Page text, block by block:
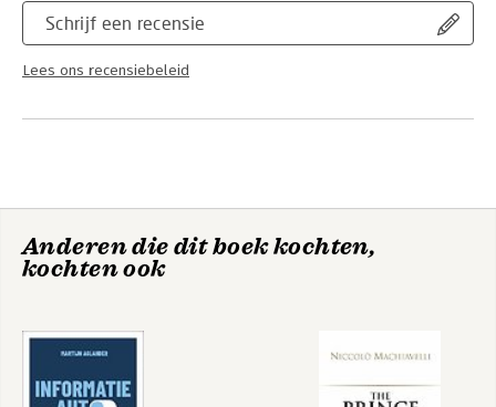
Schrijf een recensie
Lees ons recensiebeleid
Anderen die dit boek kochten,
kochten ook